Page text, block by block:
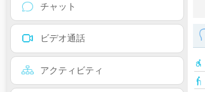
チャット
ビデオ通話
アクティビティ